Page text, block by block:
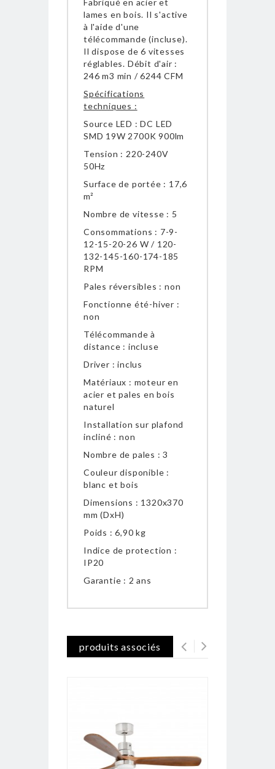
Fabriqué en acier et
lames en bois. Il s'active
à l'aide d'une
télécommande (incluse).
Il dispose de 6 vitesses
réglables. Débit d'air :
246 m3 min / 6244 CFM
Spécifications
techniques :
Source LED : DC LED
SMD 19W 2700K 900lm
Tension : 220-240V
50Hz
Surface de portée : 17,6
m²
Nombre de vitesse : 5
Consommations : 7-9-
12-15-20-26 W / 120-
132-145-160-174-185
RPM
Pales réversibles : non
Fonctionne été-hiver :
non
Télécommande à
distance : incluse
Driver : inclus
Matériaux : moteur en
acier et pales en bois
naturel
Installation sur plafond
incliné : non
Nombre de pales : 3
Couleur disponible :
blanc et bois
Dimensions : 1320x370
mm (DxH)
Poids : 6,90 kg
Indice de protection :
IP20
Garantie : 2 ans
produits associés